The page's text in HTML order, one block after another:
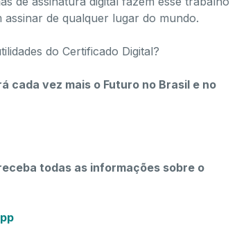
de qualquer lugar do mundo.
do Certificado Digital?
cada vez mais o Futuro no Brasil e no
todas as informações sobre o